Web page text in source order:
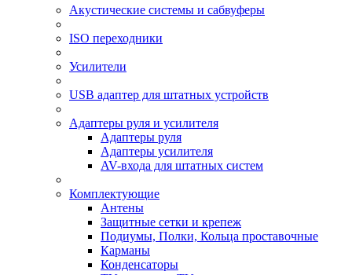
Акустические системы и сабвуферы
ISO переходники
Усилители
USB адаптер для штатных устройств
Адаптеры руля и усилителя
Адаптеры руля
Адаптеры усилителя
AV-входа для штатных систем
Комплектующие
Антены
Защитные сетки и крепеж
Подиумы, Полки, Кольца проставочные
Карманы
Конденсаторы